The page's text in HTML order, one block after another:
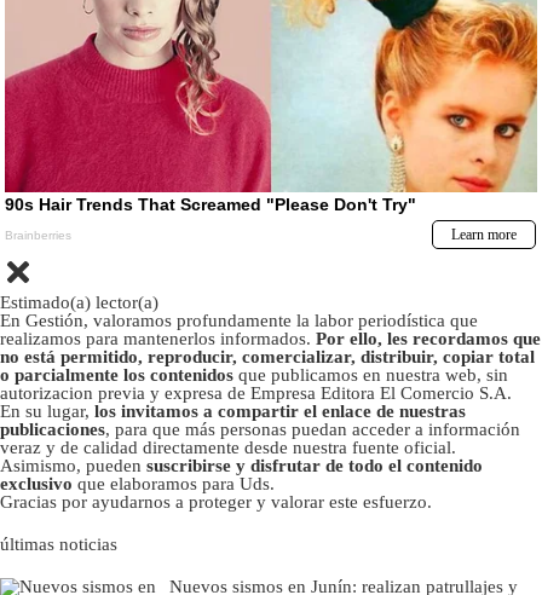
Estimado(a) lector(a)
En Gestión, valoramos profundamente la labor periodística que
realizamos para mantenerlos informados. Por ello, les recordamos que
no está permitido, reproducir, comercializar, distribuir, copiar total
o parcialmente los contenidos que publicamos en nuestra web, sin
autorizacion previa y expresa de Empresa Editora El Comercio S.A.
En su lugar, los invitamos a compartir el enlace de nuestras
publicaciones, para que más personas puedan acceder a información
veraz y de calidad directamente desde nuestra fuente oficial.
Asimismo, pueden suscribirse y disfrutar de todo el contenido
exclusivo que elaboramos para Uds.
Gracias por ayudarnos a proteger y valorar este esfuerzo.
últimas noticias
Nuevos sismos en Junín: realizan patrullajes y